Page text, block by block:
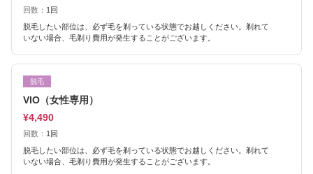
回数： 1回
脱毛したい部位は、必ず毛を剃っている状態でお越しください。剃れて
いない場合、毛剃り費用が発生することがございます。
脱毛
VIO（女性専用）
¥4,490
回数： 1回
脱毛したい部位は、必ず毛を剃っている状態でお越しください。剃れて
いない場合、毛剃り費用が発生することがございます。